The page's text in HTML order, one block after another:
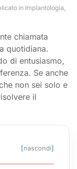
in Implantologia,
chiamata
quotidiana.
di entusiasmo,
Se anche
non sei solo e
il
[nascondi]